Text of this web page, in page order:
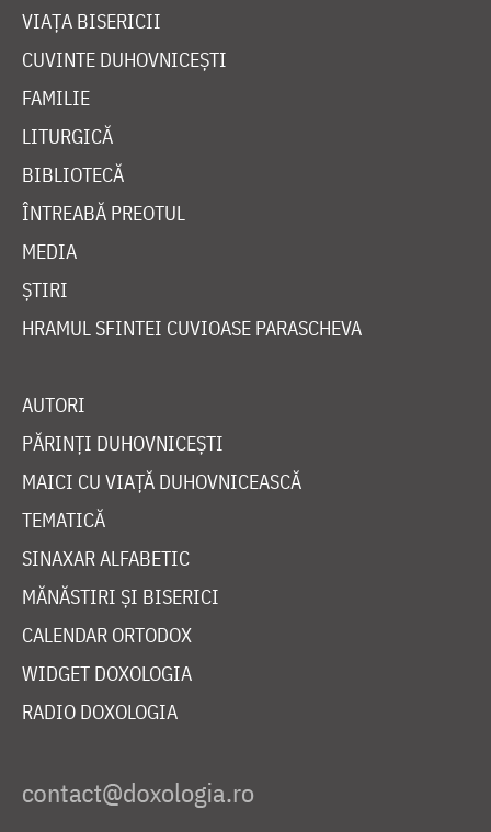
VIAȚA BISERICII
CUVINTE DUHOVNICEȘTI
FAMILIE
LITURGICĂ
BIBLIOTECĂ
ÎNTREABĂ PREOTUL
MEDIA
ȘTIRI
HRAMUL SFINTEI CUVIOASE PARASCHEVA
AUTORI
PĂRINȚI DUHOVNICEȘTI
MAICI CU VIAȚĂ DUHOVNICEASCĂ
TEMATICĂ
SINAXAR ALFABETIC
MĂNĂSTIRI ȘI BISERICI
CALENDAR ORTODOX
WIDGET DOXOLOGIA
RADIO DOXOLOGIA